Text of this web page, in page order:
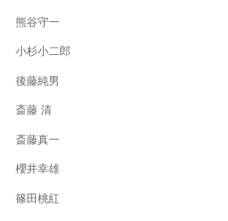
熊谷守一
小杉小二郎
後藤純男
斎藤 清
斎藤真一
櫻井幸雄
篠田桃紅